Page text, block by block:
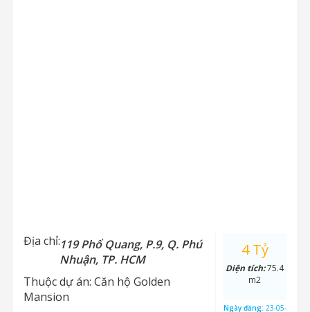
Địa chỉ:119 Phổ Quang, P.9, Q. Phú
Nhuận, TP. HCM
Thuộc dự án: Căn hộ Golden
Mansion
4 Tỷ
Diện tích:75.4
m2
Ngày đăng: 23-05-